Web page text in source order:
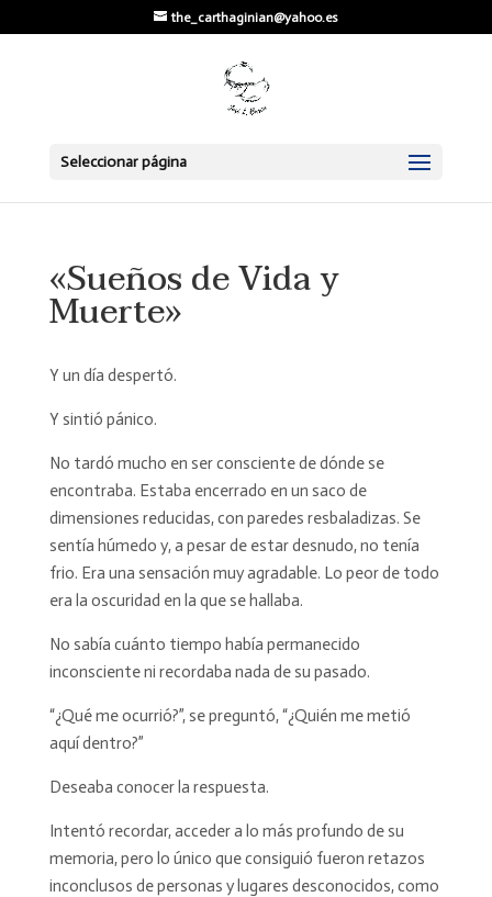
the_carthaginian@yahoo.es
Seleccionar página
«Sueños de Vida y
Muerte»
Y un día despertó.
Y sintió pánico.
No tardó mucho en ser consciente de dónde se
encontraba. Estaba encerrado en un saco de
dimensiones reducidas, con paredes resbaladizas. Se
sentía húmedo y, a pesar de estar desnudo, no tenía
frio. Era una sensación muy agradable. Lo peor de todo
era la oscuridad en la que se hallaba.
No sabía cuánto tiempo había permanecido
inconsciente ni recordaba nada de su pasado.
“¿Qué me ocurrió?”, se preguntó, “¿Quién me metió
aquí dentro?”
Deseaba conocer la respuesta.
Intentó recordar, acceder a lo más profundo de su
memoria, pero lo único que consiguió fueron retazos
inconclusos de personas y lugares desconocidos, como